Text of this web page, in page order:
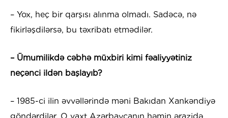
– Yox, heç bir qarşısı alınma olmadı. Sadəcə, nə
fikirləşdilərsə, bu təxribatı etmədilər.
– Ümumilikdə cəbhə müxbiri kimi fəaliyyətiniz
neçənci ildən başlayıb?
– 1985-ci ilin əvvəllərində məni Bakıdan Xankəndiyə